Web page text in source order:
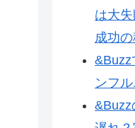
は大
成功
&Buzz
ンフ
&Buzz